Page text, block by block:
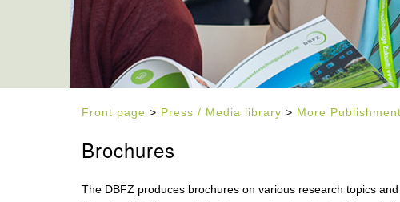
Front page > Press / Media library > More
Brochures
The DBFZ produces brochures on various research topics